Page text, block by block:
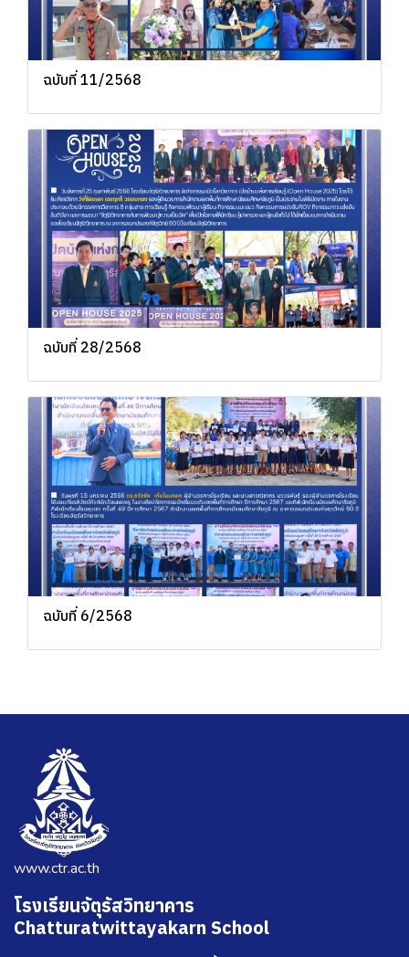
ฉบับที่ 11/2568
ฉบับที่ 28/2568
ฉบับที่ 6/2568
www.ctr.ac.th
โรงเรียนจัตุรัสวิทยาคาร
Chatturatwittayakarn School